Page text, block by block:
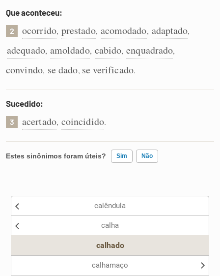
Dicionário
Sinônimos
Que aconteceu:
2 ocorrido, prestado, acomodado, adaptado,
adequado, amoldado, cabido, enquadrado,
convindo, se dado, se verificado.
Sucedido:
3 acertado, coincidido.
Estes sinônimos foram úteis? Sim Não
Nenhum dos sinônimos apresentados me ajudou
calêndula
calha
calhado
calhamaço